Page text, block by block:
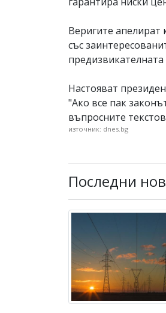
Веригите апелират
със
предизвикателната
Настояват
"Ако все пак
въпросните
източник: dnes.bg
Последни